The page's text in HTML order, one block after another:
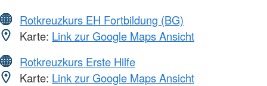
Rotkreuzkurs EH Fortbildung (BG)
Karte: Link zur Google Maps Ansicht
Rotkreuzkurs Erste Hilfe
Karte: Link zur Google Maps Ansicht